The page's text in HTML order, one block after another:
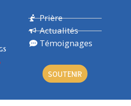
Prière
Actualités
Témoignages
SOUTENIR